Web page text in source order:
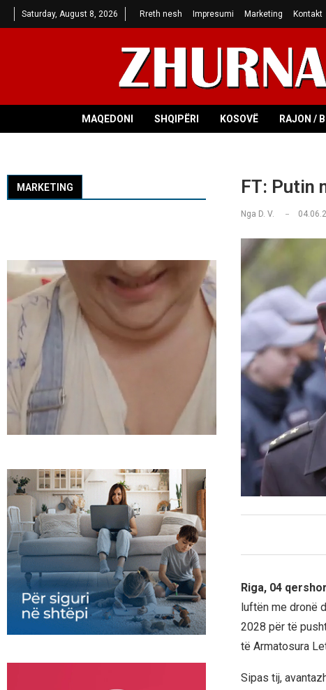
Saturday, August 8, 2026 Rreth nesh Impresumi Marketing Kontakt
MAQEDONI SHQIPËRI KOSOVË RAJON /
FT: Putin
Nga D. V.
Riga, 04
luftën me dronë
2028 për të
të Armatosura
Sipas tij,
MARKETING